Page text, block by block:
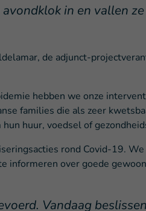
in en vallen
de adjunct-
hebben we onze
families die als zeer
huur, voedsel of
rond Covid-19.
informeren over goede
Vandaag